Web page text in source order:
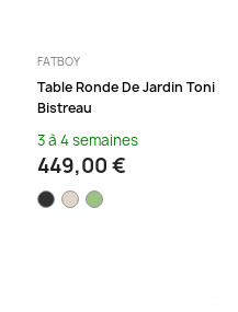
FATBOY
Table Ronde De Jardin Toni
Bistreau
3 à 4 semaines
449,00 €